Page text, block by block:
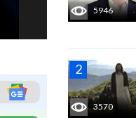
5946
3570